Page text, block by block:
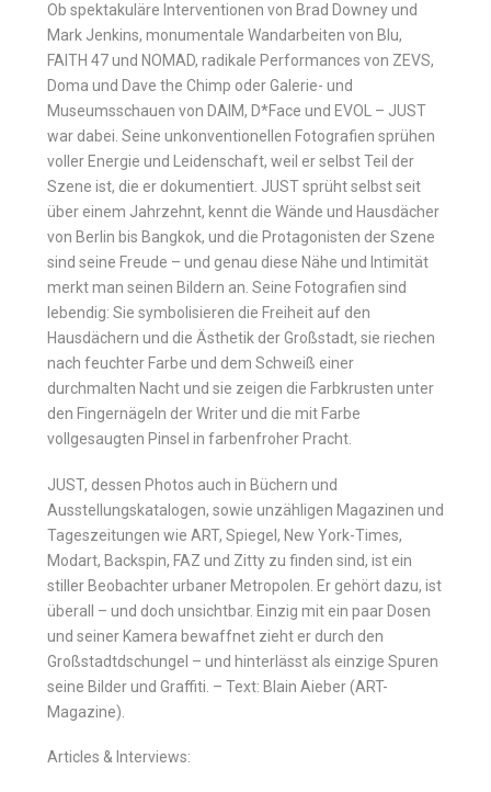
Ob spektakuläre Interventionen von Brad Downey und
Mark Jenkins, monumentale Wandarbeiten von Blu,
FAITH 47 und NOMAD, radikale Performances von ZEVS,
Doma und Dave the Chimp oder Galerie- und
Museumsschauen von DAIM, D*Face und EVOL – JUST
war dabei. Seine unkonventionellen Fotografien sprühen
voller Energie und Leidenschaft, weil er selbst Teil der
Szene ist, die er dokumentiert. JUST sprüht selbst seit
über einem Jahrzehnt, kennt die Wände und Hausdächer
von Berlin bis Bangkok, und die Protagonisten der Szene
sind seine Freude – und genau diese Nähe und Intimität
merkt man seinen Bildern an. Seine Fotografien sind
lebendig: Sie symbolisieren die Freiheit auf den
Hausdächern und die Ästhetik der Großstadt, sie riechen
nach feuchter Farbe und dem Schweiß einer
durchmalten Nacht und sie zeigen die Farbkrusten unter
den Fingernägeln der Writer und die mit Farbe
vollgesaugten Pinsel in farbenfroher Pracht.
JUST, dessen Photos auch in Büchern und
Ausstellungskatalogen, sowie unzähligen Magazinen und
Tageszeitungen wie ART, Spiegel, New York-Times,
Modart, Backspin, FAZ und Zitty zu finden sind, ist ein
stiller Beobachter urbaner Metropolen. Er gehört dazu, ist
überall – und doch unsichtbar. Einzig mit ein paar Dosen
und seiner Kamera bewaffnet zieht er durch den
Großstadtdschungel – und hinterlässt als einzige Spuren
seine Bilder und Graffiti. – Text: Blain Aieber (ART-
Magazine).
Articles & Interviews: